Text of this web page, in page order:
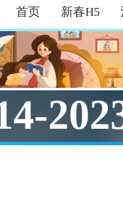
首页 新春H5